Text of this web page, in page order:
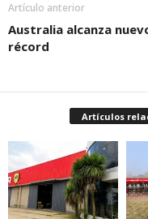
Artículo anterior
Australia alcanza
récord
Artículos